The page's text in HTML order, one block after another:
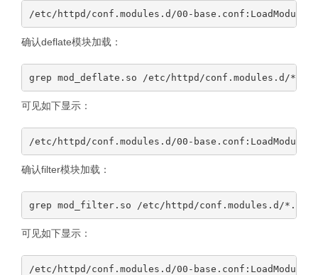
确认deflate模块加载：
可见如下显示：
确认filter模块加载：
可见如下显示：